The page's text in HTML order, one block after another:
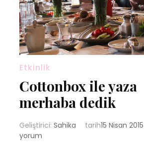
Etkinlik
Cottonbox ile yaza
merhaba dedik
Geliştirici: Sahika tarih15 Nisan 2015
yorum